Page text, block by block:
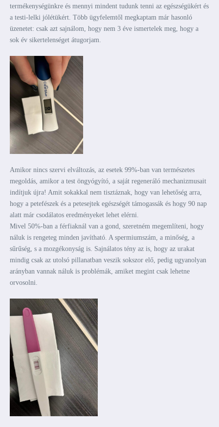
termékenységünkre és mennyi mindent tudunk tenni az egészségükért és
a testi-lelki jólétükért. Több ügyfelemtől megkaptam már hasonló
üzenetet: csak azt sajnálom, hogy nem 3 éve ismertelek meg, hogy a
sok év sikertelenséget átugorjam.
Amikor nincs szervi elváltozás, az esetek 99%-ban van természetes
megoldás, amikor a test öngyógyító, a saját regeneráló mechanizmusait
indítjuk újra! Amit sokakkal nem tisztáznak, hogy van lehetőség arra,
hogy a petefészek és a petesejtek egészségét támogassák és hogy 90 nap
alatt már csodálatos eredményeket lehet elérni.
Mivel 50%-ban a férfiaknál van a gond, szeretném megemlíteni, hogy
náluk is rengeteg minden javítható. A spermiumszám, a minőség, a
sűrűség, s a mozgékonyság is. Sajnálatos tény az is, hogy az urakat
mindig csak az utolsó pillanatban veszik sokszor elő, pedig ugyanolyan
arányban vannak náluk is problémák, amiket megint csak lehetne
orvosolni.